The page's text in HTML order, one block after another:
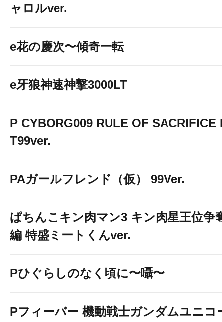
ャロルver.
e花の慶次〜傾奇一転
e牙狼神速神撃3000LT
P CYBORG009 RULE OF SACRIFICE
T99ver.
PAガールフレンド（仮） 99Ver.
ぱちんこキン肉マン3 キン肉星王位争
編 特盛ミートくんver.
Pひぐらしのなく頃に〜囁〜
Pフィーバー 機動戦士ガンダムユニコ